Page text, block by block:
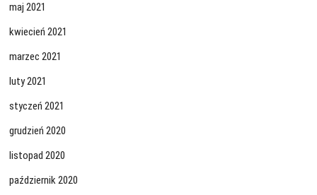
maj 2021
kwiecień 2021
marzec 2021
luty 2021
styczeń 2021
grudzień 2020
listopad 2020
październik 2020